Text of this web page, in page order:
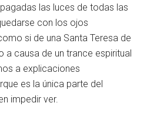
las luces de todas las
con los ojos
si de una Santa Teresa de
a causa de un trance espiritual
a explicaciones
es la única parte del
impedir ver.